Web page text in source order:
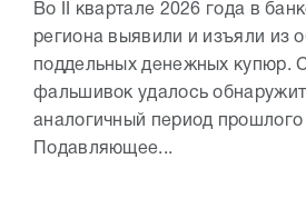
Во II квартале 2026 года в
региона выявили и изъяли из
поддельных денежных купюр.
фальшивок удалось
аналогичный период прошлого
Подавляющее...